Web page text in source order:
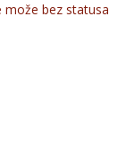
može bez statusa